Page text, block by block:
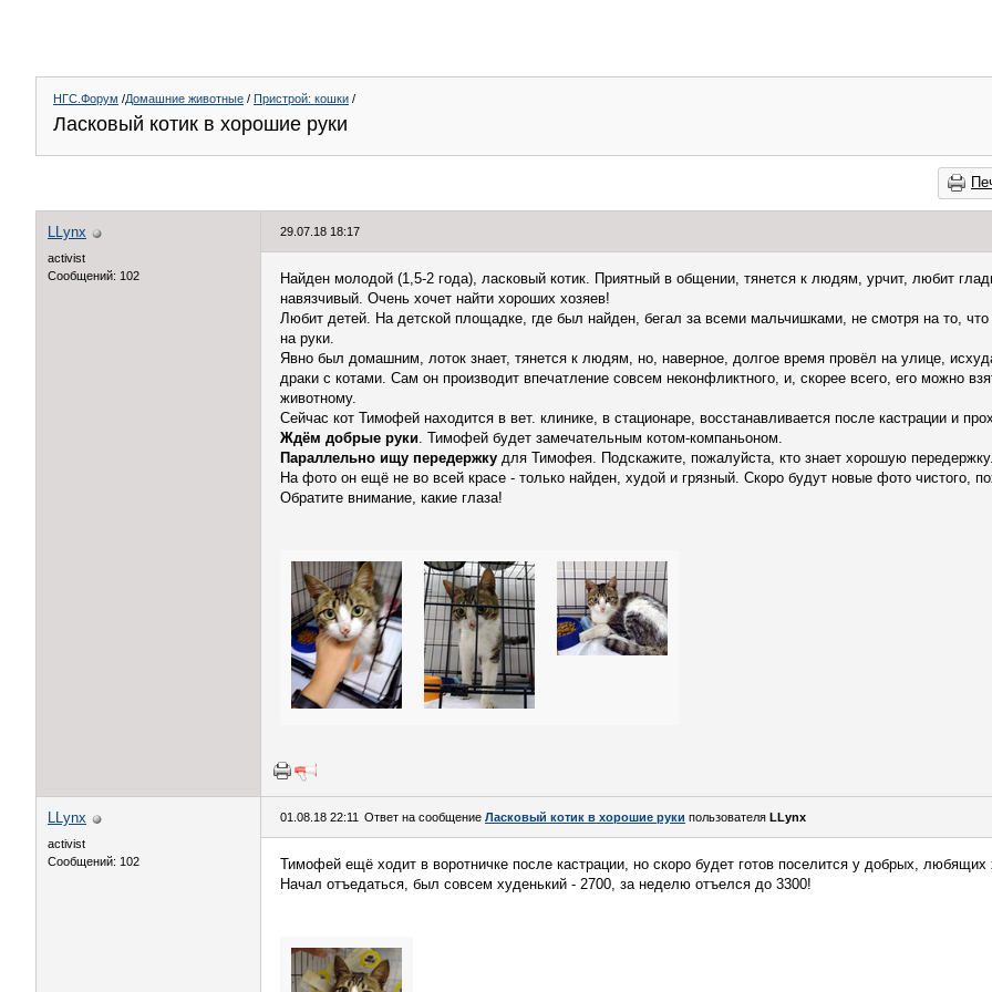
НГС.Форум /Домашние животные / Пристрой: кошки /
Ласковый котик в хорошие руки
LLynx
activist
Сообщений: 102
29.07.18 18:17
Найден молодой (1,5-2 года), ласковый котик. Приятный в общении, тянется к людям, урчит, любит
навязчивый. Очень хочет найти хороших хозяев!
Любит детей. На детской площадке, где был найден, бегал за всеми мальчишками, не смотря на то, что
на руки.
Явно был домашним, лоток знает, тянется к людям, но, наверное, долгое время провёл на улице,
драки с котами. Сам он производит впечатление совсем неконфликтного, и, скорее всего, его можно
животному.
Сейчас кот Тимофей находится в вет. клинике, в стационаре, восстанавливается после кастрации и
Ждём добрые руки. Тимофей будет замечательным котом-компаньоном.
Параллельно ищу передержку для Тимофея. Подскажите, пожалуйста, кто знает хорошую передержку.
На фото он ещё не во всей красе - только найден, худой и грязный. Скоро будут новые фото чистого,
Обратите внимание, какие глаза!
LLynx
activist
Сообщений: 102
01.08.18 22:11 Ответ на сообщение Ласковый котик в хорошие руки пользователя LLynx
Тимофей ещё ходит в воротничке после кастрации, но скоро будет готов поселится у добрых, любящих
Начал отъедаться, был совсем худенький - 2700, за неделю отъелся до 3300!